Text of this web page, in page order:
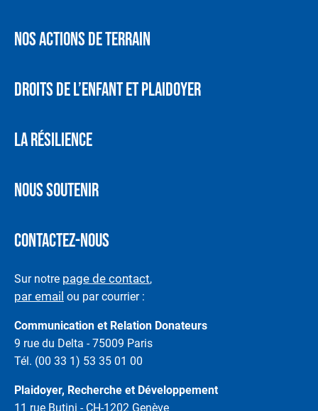
NOS ACTIONS DE TERRAIN
DROITS DE L’ENFANT ET PLAIDOYER
LA RÉSILIENCE
NOUS SOUTENIR
CONTACTEZ-NOUS
Sur notre page de contact,
par email ou par courrier :
Communication et Relation Donateurs
9 rue du Delta - 75009 Paris
Tél. (00 33 1) 53 35 01 00
Plaidoyer, Recherche et Développement
11 rue Butini - CH-1202 Genève